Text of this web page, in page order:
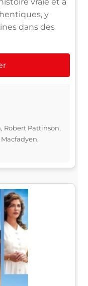
y
dans des
Robert Pattinson,